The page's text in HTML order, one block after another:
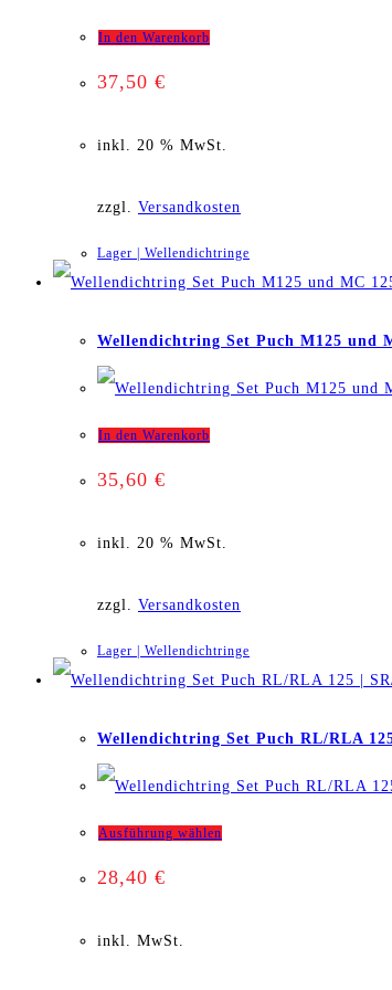
In den Warenkorb
37,50 €
inkl. 20 % MwSt.
zzgl. Versandkosten
Lager | Wellendichtringe
Wellendichtring Set Puch M125 und
In den Warenkorb
35,60 €
inkl. 20 % MwSt.
zzgl. Versandkosten
Lager | Wellendichtringe
Wellendichtring Set Puch RL/RLA
Ausführung wählen
28,40 €
inkl. MwSt.